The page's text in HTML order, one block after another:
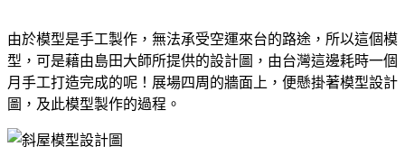
由於模型是手工製作，無法承受空運來台的路途，所以這個模
型，可是藉由島田大師所提供的設計圖，由台灣這邊耗時一個
月手工打造完成的呢！展場四周的牆面上，便懸掛著模型設計
圖，及此模型製作的過程。